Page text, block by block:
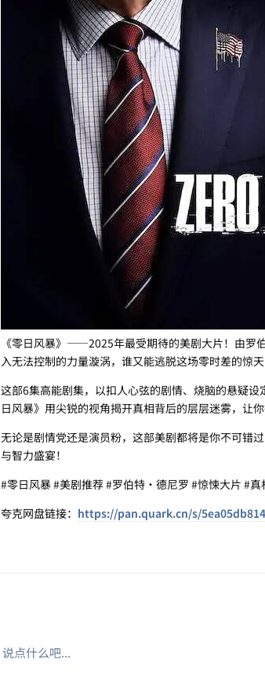
《零日风暴》——2025年最受期待的美剧大片！由罗
入无法控制的力量漩涡，谁又能逃脱这场零时差的惊天
这部6集高能剧集，以扣人心弦的剧情、烧脑的悬疑
日风暴》用尖锐的视角揭开真相背后的层层迷雾，让你
无论是剧情党还是演员粉，这部美剧都将是你不可错
与智力盛宴！
#零日风暴 #美剧推荐 #罗伯特·德尼罗 #惊悚大片 #真
夸克网盘链接： https://pan.quark.cn/s/
说点什么吧...